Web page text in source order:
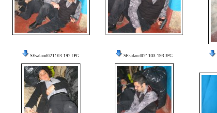
SEsalaud021103-192.JPG SEsalaud021103-193.JPG